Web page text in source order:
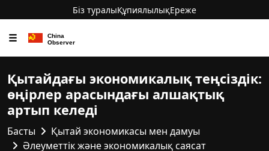
Біз туралыҚұпиялылықЕреже
☰
Қытайдағы экономикалық теңсіздік:
өңірлер арасындағы алшақтық
артып келеді
Басты
Қытай экономикасы мен дамуы
Әлеуметтік және экономикалық саясат